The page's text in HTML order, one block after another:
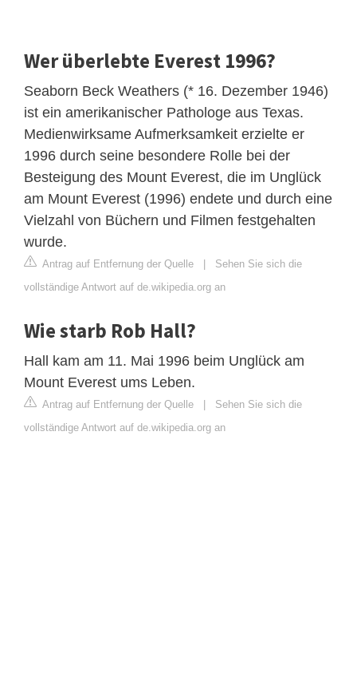
Wer überlebte Everest 1996?
Seaborn Beck Weathers (* 16. Dezember 1946)
ist ein amerikanischer Pathologe aus Texas.
Medienwirksame Aufmerksamkeit erzielte er
1996 durch seine besondere Rolle bei der
Besteigung des Mount Everest, die im Unglück
am Mount Everest (1996) endete und durch eine
Vielzahl von Büchern und Filmen festgehalten
wurde.
Antrag auf Entfernung der Quelle
Sehen Sie sich die
vollständige Antwort auf de.wikipedia.org an
Wie starb Rob Hall?
Hall kam am 11. Mai 1996 beim Unglück am
Mount Everest ums Leben.
Antrag auf Entfernung der Quelle
Sehen Sie sich die
vollständige Antwort auf de.wikipedia.org an